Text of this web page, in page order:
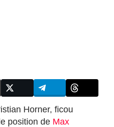
Horner, ficou
position de Max